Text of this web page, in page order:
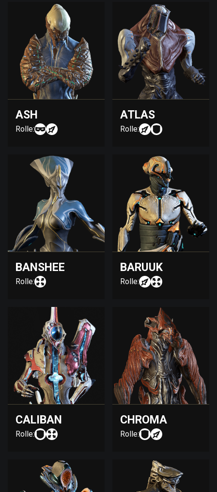
ASH
Rolle:
ATLAS
Rolle:
BANSHEE
Rolle:
BARUUK
Rolle:
CALIBAN
Rolle:
CHROMA
Rolle: